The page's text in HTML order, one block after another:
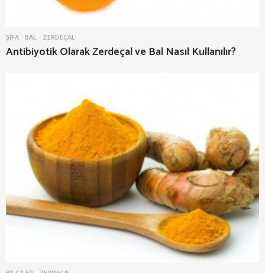
ŞIFA BAL ,ZERDEÇAL
Antibiyotik Olarak Zerdeçal ve Bal Nasıl Kullanılır?